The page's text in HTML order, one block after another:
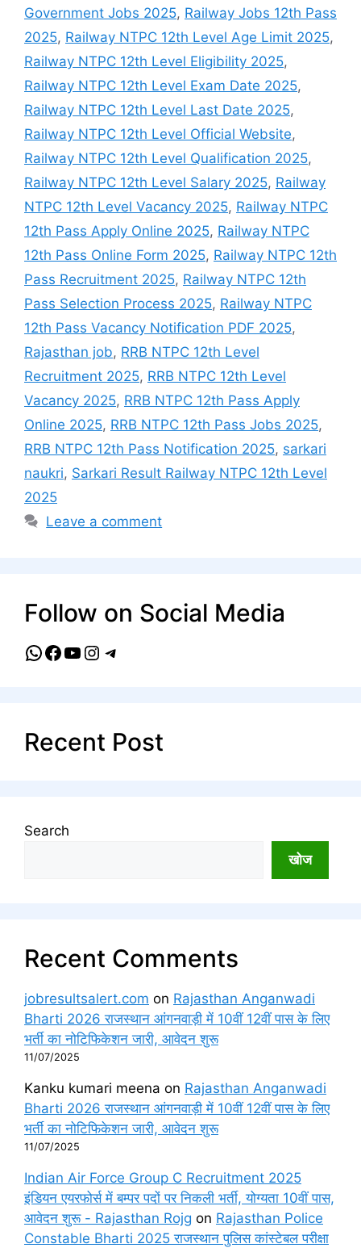
Government Jobs 2025, Railway Jobs 12th Pass
2025, Railway NTPC 12th Level Age Limit 2025,
Railway NTPC 12th Level Eligibility 2025,
Railway NTPC 12th Level Exam Date 2025,
Railway NTPC 12th Level Last Date 2025,
Railway NTPC 12th Level Official Website,
Railway NTPC 12th Level Qualification 2025,
Railway NTPC 12th Level Salary 2025, Railway
NTPC 12th Level Vacancy 2025, Railway NTPC
12th Pass Apply Online 2025, Railway NTPC
12th Pass Online Form 2025, Railway NTPC 12th
Pass Recruitment 2025, Railway NTPC 12th
Pass Selection Process 2025, Railway NTPC
12th Pass Vacancy Notification PDF 2025,
Rajasthan job, RRB NTPC 12th Level
Recruitment 2025, RRB NTPC 12th Level
Vacancy 2025, RRB NTPC 12th Pass Apply
Online 2025, RRB NTPC 12th Pass Jobs 2025,
RRB NTPC 12th Pass Notification 2025, sarkari
naukri, Sarkari Result Railway NTPC 12th Level
2025
Leave a comment
Follow on Social Media
WhatsApp
Facebook
YouTube
Instagram
Telegram
Recent Post
Search
खोज
Recent Comments
jobresultsalert.com on Rajasthan Anganwadi
Bharti 2026 राजस्थान आंगनवाड़ी में 10वीं 12वीं पास के लिए
भर्ती का नोटिफिकेशन जारी, आवेदन शुरू
11/07/2025
Kanku kumari meena on Rajasthan Anganwadi
Bharti 2026 राजस्थान आंगनवाड़ी में 10वीं 12वीं पास के लिए
भर्ती का नोटिफिकेशन जारी, आवेदन शुरू
11/07/2025
Indian Air Force Group C Recruitment 2025
इंडियन एयरफोर्स में बम्पर पदों पर निकली भर्ती, योग्यता 10वीं पास,
आवेदन शुरू - Rajasthan Rojg on Rajasthan Police
Constable Bharti 2025 राजस्थान पुलिस कांस्टेबल परीक्षा